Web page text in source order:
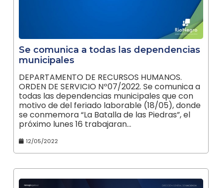
Se comunica a todas las dependencias
municipales
DEPARTAMENTO DE RECURSOS HUMANOS.
ORDEN DE SERVICIO Nº07/2022. Se comunica a
todas las dependencias municipales que con
motivo de del feriado laborable (18/05), donde
se conmemora “La Batalla de las Piedras”, el
próximo lunes 16 trabajaran…
12/05/2022